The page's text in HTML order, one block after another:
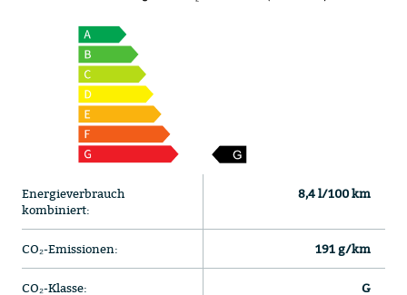
Energieverbrauch
kombiniert:
8,4 l/100 km
CO₂-Emissionen: 191 g/km
CO₂-Klasse: G